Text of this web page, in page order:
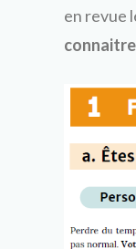
en revue
connaitre